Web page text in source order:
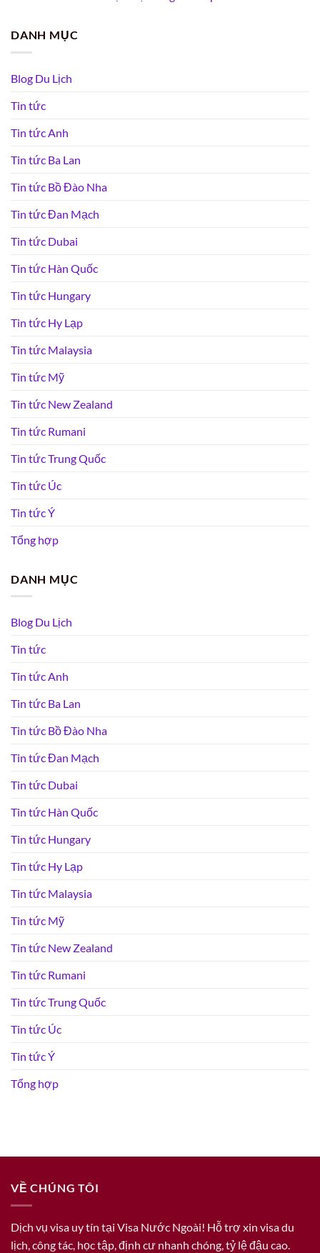
DANH MỤC
Blog Du Lịch
Tin tức
Tin tức Anh
Tin tức Ba Lan
Tin tức Bồ Đào Nha
Tin tức Đan Mạch
Tin tức Dubai
Tin tức Hàn Quốc
Tin tức Hungary
Tin tức Hy Lạp
Tin tức Malaysia
Tin tức Mỹ
Tin tức New Zealand
Tin tức Rumani
Tin tức Trung Quốc
Tin tức Úc
Tin tức Ý
Tổng hợp
DANH MỤC
Blog Du Lịch
Tin tức
Tin tức Anh
Tin tức Ba Lan
Tin tức Bồ Đào Nha
Tin tức Đan Mạch
Tin tức Dubai
Tin tức Hàn Quốc
Tin tức Hungary
Tin tức Hy Lạp
Tin tức Malaysia
Tin tức Mỹ
Tin tức New Zealand
Tin tức Rumani
Tin tức Trung Quốc
Tin tức Úc
Tin tức Ý
Tổng hợp
VỀ CHÚNG TÔI
Dịch vụ visa uy tín tại Visa Nước Ngoài! Hỗ trợ xin visa du
lịch, công tác, học tập, định cư nhanh chóng, tỷ lệ đậu cao.